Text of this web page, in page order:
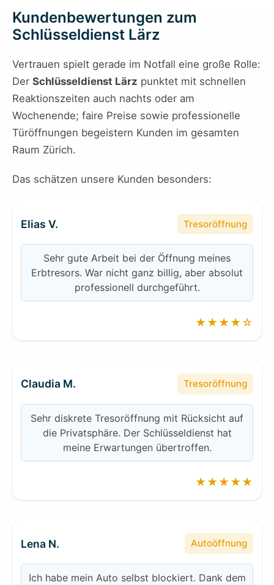
Kundenbewertungen zum
Schlüsseldienst Lärz
Vertrauen spielt gerade im Notfall eine große Rolle:
Der Schlüsseldienst Lärz punktet mit schnellen
Reaktionszeiten auch nachts oder am
Wochenende; faire Preise sowie professionelle
Türöffnungen begeistern Kunden im gesamten
Raum Zürich.
Das schätzen unsere Kunden besonders:
Elias V. Tresoröffnung
Sehr gute Arbeit bei der Öffnung meines
Erbtresors. War nicht ganz billig, aber absolut
professionell durchgeführt.
★★★★☆
Claudia M. Tresoröffnung
Sehr diskrete Tresoröffnung mit Rücksicht auf
die Privatsphäre. Der Schlüsseldienst hat
meine Erwartungen übertroffen.
★★★★★
Lena N. Autoöffnung
Ich habe mein Auto selbst blockiert. Dank dem